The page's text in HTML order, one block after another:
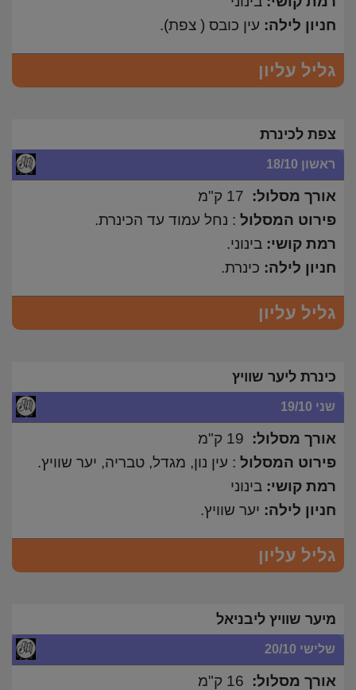
חניון לילה: עין כובס ( צפת).
גליל עליון
צפת לכינרת
ראשון 18/10
אורך מסלול:
פירוט המסלול : נחל עמוד עד הכינרת.
רמת קושי: בינוני.
חניון לילה: כינרת.
גליל עליון
כינרת ליער שוויץ
שני 19/10
אורך מסלול:
פירוט המסלול : עין נון, מגדל, טבריה, יער שוויץ.
רמת קושי: בינוני
חניון לילה: יער שוויץ.
גליל עליון
מיער שוויץ ליבניאל
שלישי 20/10
אורך מסלול: